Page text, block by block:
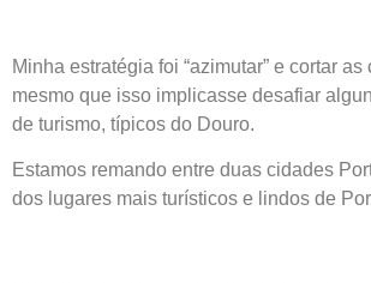
Minha estratégia foi “azimutar” e cortar
mesmo que isso implicasse desafiar
de turismo, típicos do Douro.
Estamos remando entre duas cidades
dos lugares mais turísticos e lindos de